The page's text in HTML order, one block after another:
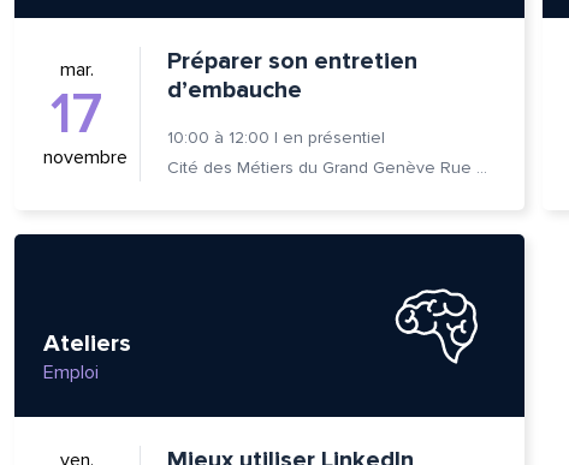
mar.
17
novembre
Préparer son entretien
d’embauche
10:00 à 12:00 | en présentiel
Cité des Métiers du Grand Genève Rue Prévost-Martin 6 1205 Genève
Ateliers
Emploi
ven.